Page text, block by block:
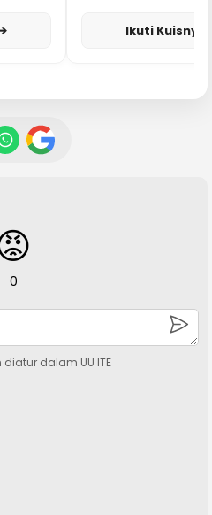
Ikuti Kuisnya ➔
0
dalam UU ITE